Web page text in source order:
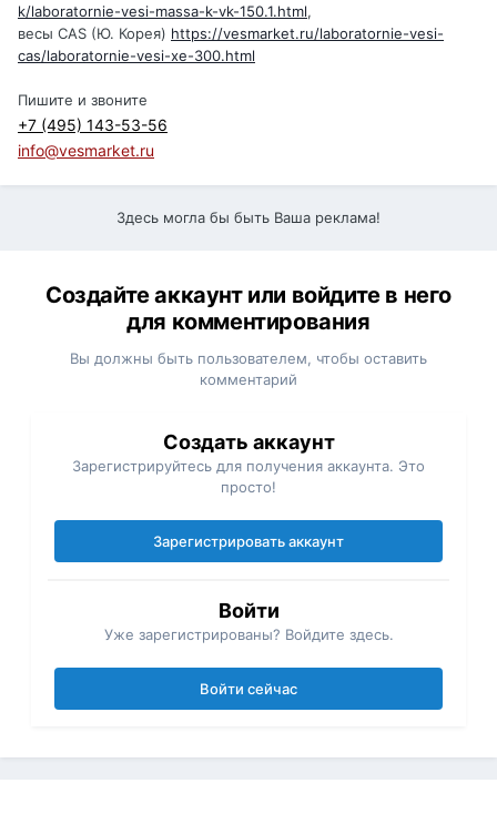
k/laboratornie-vesi-massa-k-vk-150.1.html,
весы CAS (Ю. Корея) https://vesmarket.ru/laboratornie-vesi-
cas/laboratornie-vesi-xe-300.html
Пишите и звоните
+7 (495) 143-53-56
info@vesmarket.ru
Здесь могла бы быть Ваша реклама!
Создайте аккаунт или войдите в него
для комментирования
Вы должны быть пользователем, чтобы оставить
комментарий
Создать аккаунт
Зарегистрируйтесь для получения аккаунта. Это
просто!
Зарегистрировать аккаунт
Войти
Уже зарегистрированы? Войдите здесь.
Войти сейчас